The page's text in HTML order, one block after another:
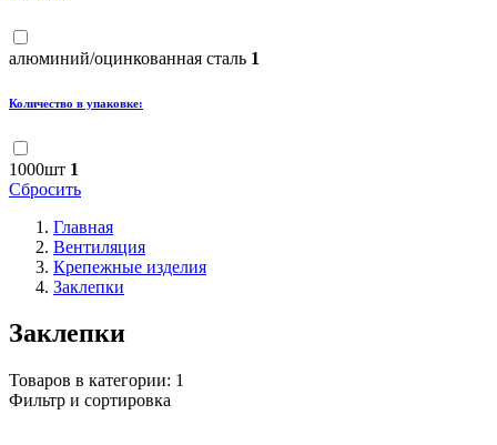
алюминий/оцинкованная сталь 1
Количество в упаковке:
1000шт 1
Сбросить
Главная
Вентиляция
Крепежные изделия
Заклепки
Заклепки
Товаров в категории: 1
Фильтр и сортировка